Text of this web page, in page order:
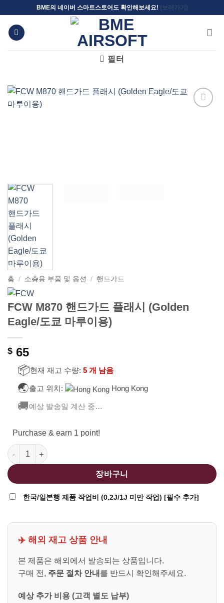
content
BME의 네이버 스마트스토어도 확인해보세요! (보러가기)
필터
홈 / 소총용 부품 및 옵션 / 핸드가드
FCW M870 핸드가드 플래시 (Golden
Eagle/도쿄 마루이용)
$ 65
📦현재 재고 수량: 5 개 남음
🌏출고 위치: Hong Kong
🚚예상 발송일 계산 중…
Purchase & earn 1 point!
FCW M870 핸드가드 플래시 (Golden Eagle/도쿄 마루이용) 수량
장바구니
한국/일본행 제품 작업비 (0.2J/1J 미만 작업) [필수 추가]
✈️ 해외 재고 상품 안내
본 제품은 해외에서 발송되는 상품입니다.
구매 전, 주문 절차 안내 를 반드시 확인해주세요.
예상 추가 비용 (고객 별도 납부)